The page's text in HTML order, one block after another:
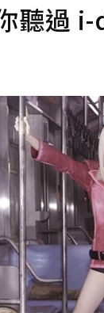
聽過